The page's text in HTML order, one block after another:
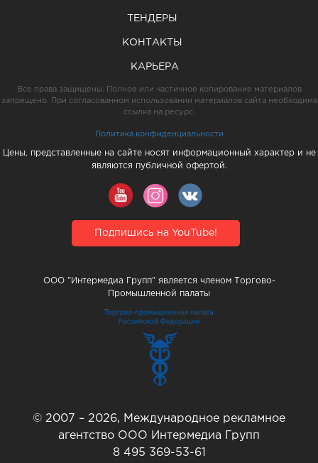
ТЕНДЕРЫ
КОНТАКТЫ
КАРЬЕРА
Все права защищены. Полное или частичное копирование материалов
запрещено. При согласованном использовании материалов сайта необходима
ссылка на ресурс.
Политика конфиденциальности
Цены, представленные на сайте носят информационный характер и не
являются публичной офертой.
Подпишись на YouTube!
ООО "Интермедиа Групп" является членом Торгово-
Промышленной палаты
© 2007 – 2026, Международное рекламное
агентство ООО Интермедиа Групп
8 495 369-53-61